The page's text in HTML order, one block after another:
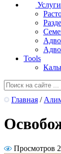
Услуги
Tools
Главная /
Просмотров